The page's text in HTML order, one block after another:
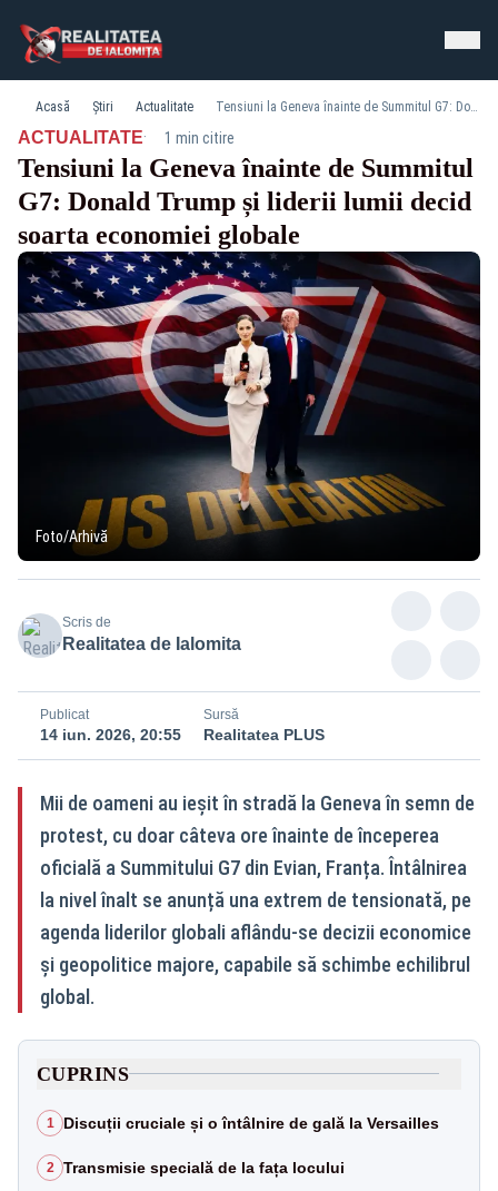
Acasă Știri Actualitate Tensiuni la Geneva înainte de Summitul G7: Donald Trump și liderii lumii decid soarta economiei globale
ACTUALITATE· 1 min citire
Tensiuni la Geneva înainte de Summitul
G7: Donald Trump și liderii lumii decid
soarta economiei globale
Foto/Arhivă
Scris de
Realitatea de Ialomita
Publicat
14 iun. 2026, 20:55
Sursă
Realitatea PLUS
Mii de oameni au ieșit în stradă la Geneva în semn de
protest, cu doar câteva ore înainte de începerea
oficială a Summitului G7 din Evian, Franța. Întâlnirea
la nivel înalt se anunță una extrem de tensionată, pe
agenda liderilor globali aflându-se decizii economice
și geopolitice majore, capabile să schimbe echilibrul
global.
CUPRINS
1 Discuții cruciale și o întâlnire de gală la Versailles
2 Transmisie specială de la fața locului